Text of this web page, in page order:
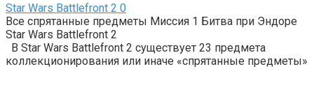
Star Wars Battlefront 2 0
Все спрятанные предметы Миссия 1 Битва при Эндоре
Star Wars Battlefront 2
В Star Wars Battlefront 2 существует 23 предмета
коллекционирования или иначе «спрятанные предметы»